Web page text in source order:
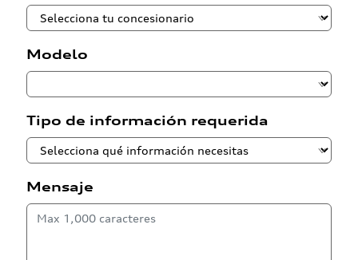
Modelo
Tipo de información requerida
Mensaje